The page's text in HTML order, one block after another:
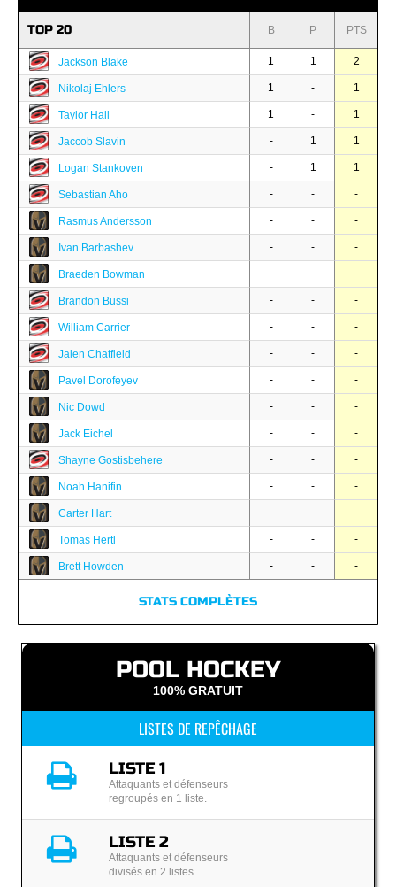
TOP 20 B P PTS
Jackson Blake 1 1 2
Nikolaj Ehlers 1 - 1
Taylor Hall 1 - 1
Jaccob Slavin - 1 1
Logan Stankoven - 1 1
Sebastian Aho - - -
Rasmus Andersson - - -
Ivan Barbashev - - -
Braeden Bowman - - -
Brandon Bussi - - -
William Carrier - - -
Jalen Chatfield - - -
Pavel Dorofeyev - - -
Nic Dowd - - -
Jack Eichel - - -
Shayne Gostisbehere - - -
Noah Hanifin - - -
Carter Hart - - -
Tomas Hertl - - -
Brett Howden - - -
STATS COMPLÈTES
POOL HOCKEY
100% GRATUIT
LISTES DE REPÊCHAGE
LISTE 1
Attaquants et défenseurs
regroupés en 1 liste.
LISTE 2
Attaquants et défenseurs
divisés en 2 listes.